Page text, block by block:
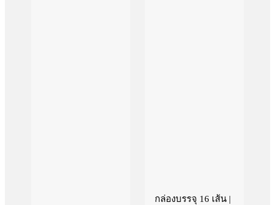
กล่องบรรจุ 16 เส้น |